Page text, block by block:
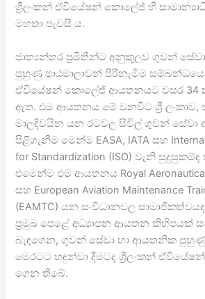
ශ්‍රීලංකන් ඒවියේෂන් කොලේජ් හි
මහතා පැවසී ය.
ජාත්‍යන්තර ප්‍රමිතීන්ට අනුකූලව ගුවන් සේවා
පුහුණු පාඨමාලාවන් පිරිනැමීම
ඒවියේෂන් කොලේජ් ආයතනයට වසර 34
ඇත. එම ආයතනය මේ වනවිට ශ්‍රී ලංකාව,
මාලදිවයින යන රටවල සිවිල් ගුවන් සේවා
පිළිගැනීම මෙන්ම EASA, IATA සහ
for Standardization (ISO) වැනි
එමෙන්ම එම ආයතනය Royal Aeronautical
සහ European Aviation Maintenance
(EAMTC) යන සංවිධානවල
ප්‍රමුඛ පෙළේ අධ්‍යාපන ආයතන කිහිපයක්
බැඳගෙන, ගුවන් සේවා හා ආයතනික පුහුණු
මෙරටට හඳුන්වා දීමටද ශ්‍රීලංකන්
ගෙන තිබේ.